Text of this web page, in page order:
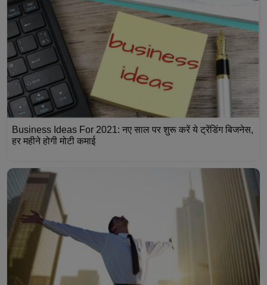
Business Ideas For 2021: नए साल पर शुरू करें ये ट्रेंडिंग बिजनेस,
हर महीने होगी मोटी कमाई